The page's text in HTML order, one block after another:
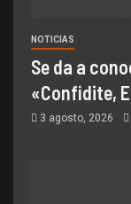
NOTICIAS
Se da a
«Confidite,
3 agosto, 2026